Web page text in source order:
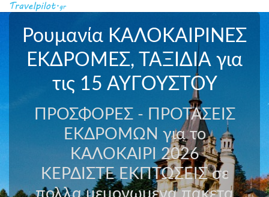
Ρουμανία ΚΑΛΟΚΑΙΡΙΝΕΣ
ΕΚΔΡΟΜΕΣ, ΤΑΞΙΔΙΑ για
τις 15 ΑΥΓΟΥΣΤΟΥ
ΠΡΟΣΦΟΡΕΣ - ΠΡΟΤΑΣΕΙΣ
ΕΚΔΡΟΜΩΝ για το
ΚΑΛΟΚΑΙΡΙ 2026
ΚΕΡΔΙΣΤΕ ΕΚΠΤΩΣΕΙΣ σε